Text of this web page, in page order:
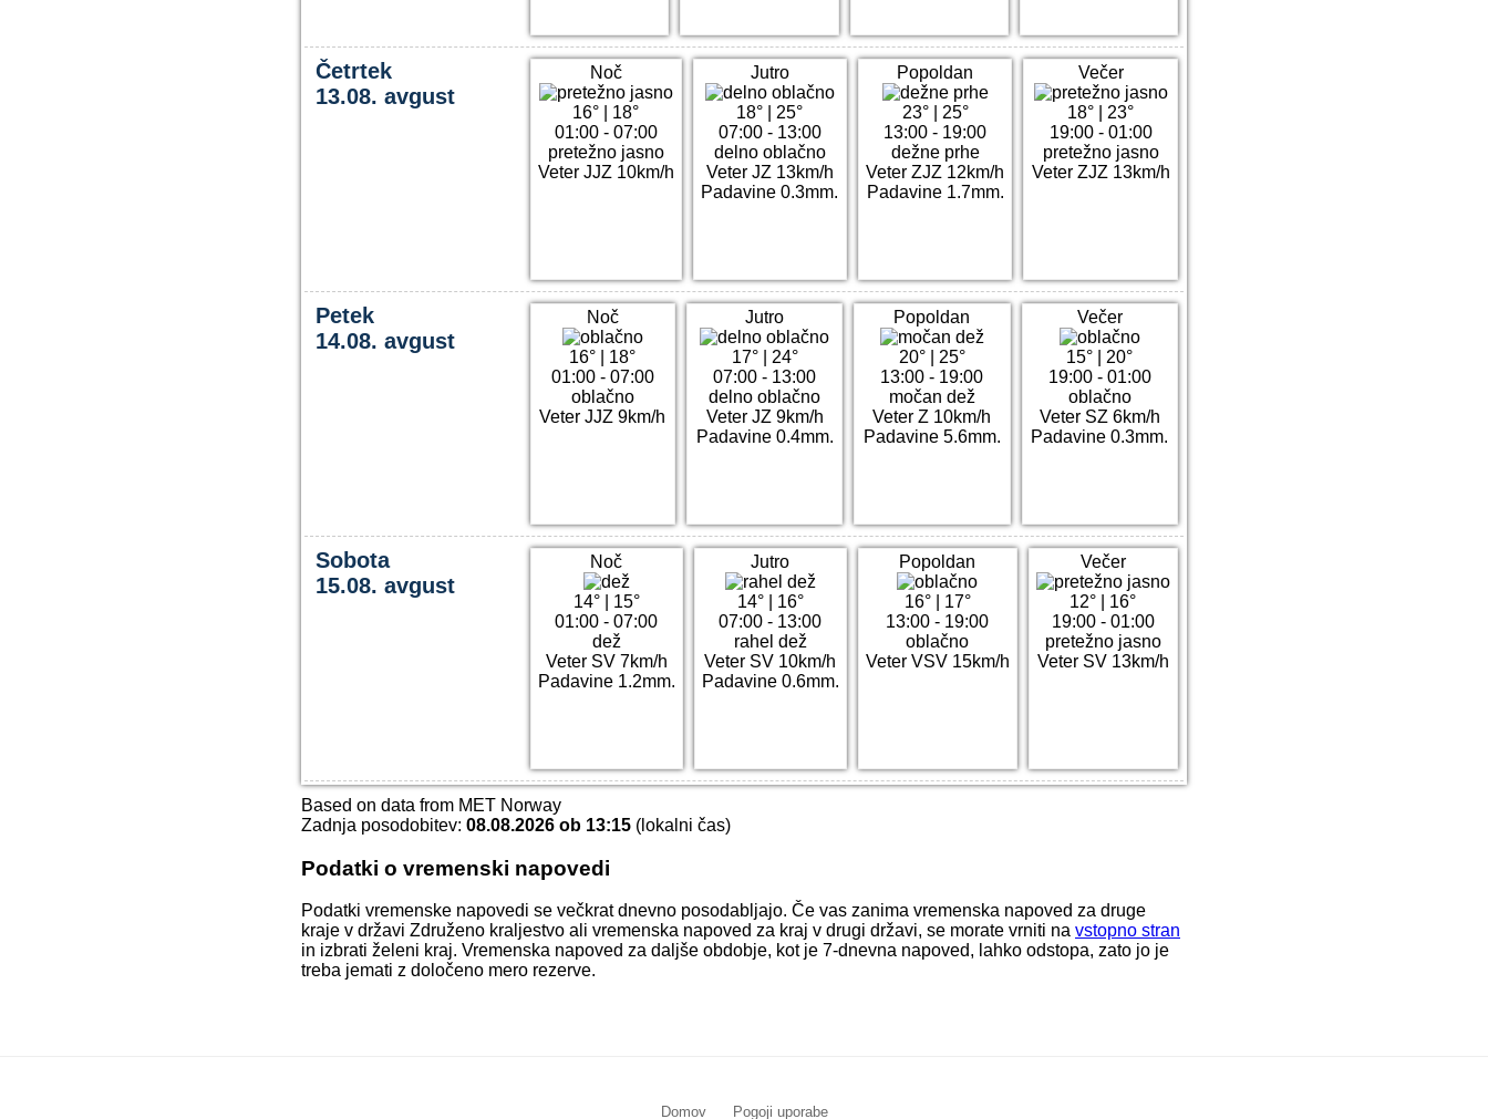
Četrtek
13.08. avgust
Noč
16°
18°
01:00 - 07:00
pretežno jasno
Veter JJZ 10km/h
Jutro
18°
25°
07:00 - 13:00
delno oblačno
Veter JZ 13km/h
Padavine 0.3mm.
Popoldan
23°| 25°
13:00 - 19:00
dežne prhe
Veter ZJZ 12km/h
Padavine 1.7mm.
Večer
18°
23°
19:00 - 01:00
pretežno jasno
Veter ZJZ 13km/h
Petek
14.08. avgust
Noč
16°
18°
01:00 - 07:00
oblačno
Veter JJZ 9km/h
Jutro
17°| 24°
07:00 - 13:00
delno oblačno
Veter JZ 9km/h
Padavine 0.4mm.
Popoldan
20°| 25°
13:00 - 19:00
močan dež
Veter Z 10km/h
Padavine 5.6mm.
Večer
15°
20°
19:00 - 01:00
oblačno
Veter SZ 6km/h
Padavine 0.3mm.
Sobota
15.08. avgust
Noč
14°| 15°
01:00 - 07:00
dež
Veter SV 7km/h
Padavine 1.2mm.
Jutro
14°| 16°
07:00 - 13:00
rahel dež
Veter SV 10km/h
Padavine 0.6mm.
Popoldan
16°| 17°
13:00 - 19:00
oblačno
Veter VSV 15km/h
Večer
12°
16°
19:00 - 01:00
pretežno jasno
Veter SV 13km/h
Based on data from MET Norway
Zadnja posodobitev: 08.08.2026 ob 13:15 (lokalni čas)
Podatki o vremenski napovedi
Podatki vremenske napovedi se večkrat dnevno posodabljajo. Če vas zanima vremenska napoved za druge
kraje v državi Združeno kraljestvo ali vremenska napoved za kraj v drugi državi, se morate vrniti na vstopno stran
in izbrati želeni kraj. Vremenska napoved za daljše obdobje, kot je 7-dnevna napoved, lahko odstopa, zato jo je
treba jemati z določeno mero rezerve.
Domov Pogoji uporabe